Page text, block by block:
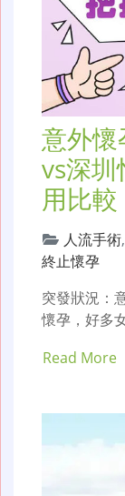
意外懷
vs深
用比較
人流手術,
終止懷孕
突發狀況：
懷孕，好多
Read More